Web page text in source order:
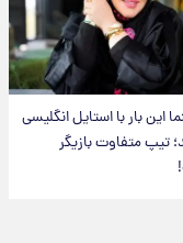
این بار با استایل انگلیسی
تیپ متفاوت بازیگر